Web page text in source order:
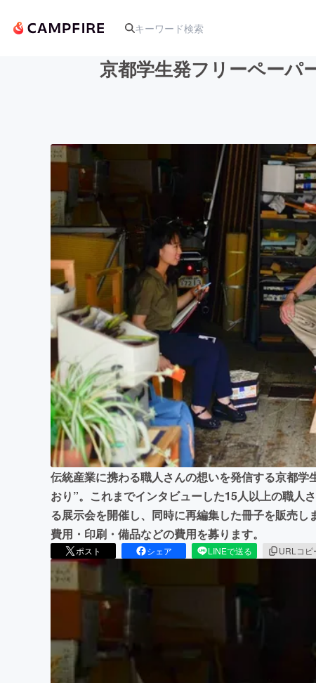
テクノロジー・ガジェット
映像・映画
ビジネス・起業
まちづくり・地域活性化
京都学生発フリーペーパ
伝統産業に携わる職人さんの想いを発信する京都
おり”。これまでインタビューした15人以上の職人
る展示会を開催し、同時に再編集した冊子を販売
費用・印刷・備品などの費用を募ります。
ポスト シェア LINEで送る URLコピ